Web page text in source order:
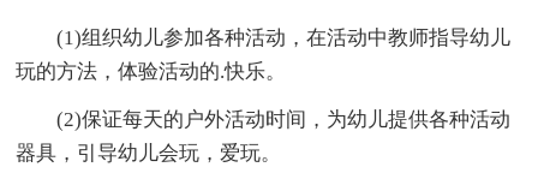
(1)组织幼儿参加各种活动，在活动中教师指导幼儿
玩的方法，体验活动的.快乐。
(2)保证每天的户外活动时间，为幼儿提供各种活动
器具，引导幼儿会玩，爱玩。